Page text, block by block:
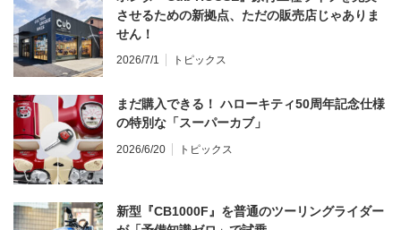
させるための新拠点、ただの販売店じゃありま
せん！
2026/7/1 トピックス
まだ購入できる！ ハローキティ50周年記念仕様
の特別な「スーパーカブ」
2026/6/20 トピックス
新型『CB1000F』を普通のツーリングライダー